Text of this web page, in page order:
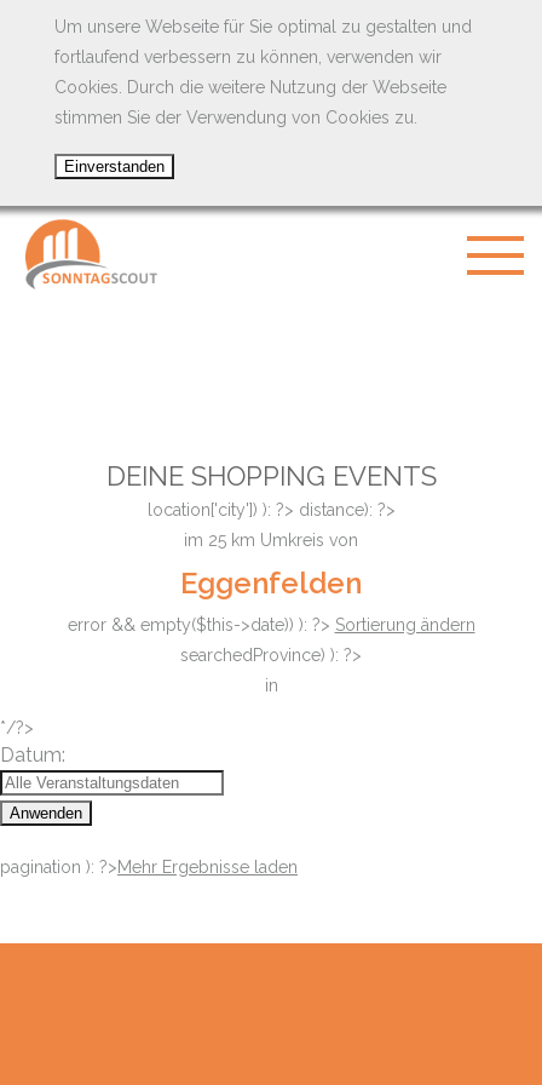
Um unsere Webseite für Sie optimal zu gestalten und
fortlaufend verbessern zu können, verwenden wir
Cookies. Durch die weitere Nutzung der Webseite
stimmen Sie der Verwendung von Cookies zu.
DEINE SHOPPING EVENTS
location['city']) ): ?> distance): ?>
im 25 km Umkreis von
Eggenfelden
error && empty($this->date)) ): ?> Sortierung ändern
searchedProvince) ): ?>
in
*/?>
Datum:
Anwenden
pagination ): ?>Mehr Ergebnisse laden